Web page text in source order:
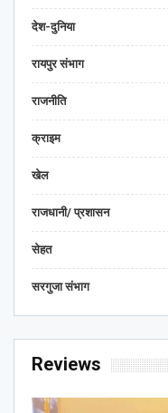
देश-दुनिया
रायपुर संभाग
राजनीति
क्राइम
खेल
राजधानी/ प्रशासन
सेहत
सरगुजा संभाग
Reviews